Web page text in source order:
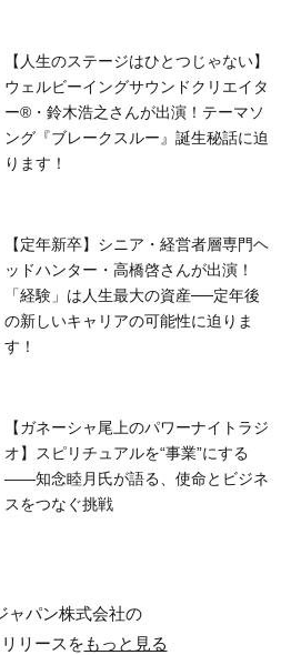
【人生のステージはひとつじゃない】
ウェルビーイングサウンドクリエイタ
ー®・鈴木浩之さんが出演！テーマソ
ング『ブレークスルー』誕生秘話に迫
ります！
【定年新卒】シニア・経営者層専門ヘ
ッドハンター・高橋啓さんが出演！
「経験」は人生最大の資産──定年後
の新しいキャリアの可能性に迫りま
す！
【ガネーシャ尾上のパワーナイトラジ
オ】スピリチュアルを“事業”にする
――知念睦月氏が語る、使命とビジネ
スをつなぐ挑戦
ャパン株式会社の
リースをもっと見る